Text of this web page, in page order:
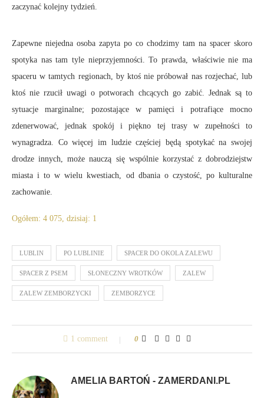
zaczynać kolejny tydzień.
Zapewne niejedna osoba zapyta po co chodzimy tam na spacer skoro
spotyka nas tam tyle nieprzyjemności. To prawda, właściwie nie ma
spaceru w tamtych regionach, by ktoś nie próbował nas rozjechać, lub
ktoś nie rzucił uwagi o potworach chcących go zabić. Jednak są to
sytuacje marginalne; pozostające w pamięci i potrafiące mocno
zdenerwować, jednak spokój i piękno tej trasy w zupełności to
wynagradza. Co więcej im ludzie częściej będą spotykać na swojej
drodze innych, może nauczą się wspólnie korzystać z dobrodziejstw
miasta i to w wielu kwestiach, od dbania o czystość, po kulturalne
zachowanie.
Ogółem: 4 075, dzisiaj: 1
LUBLIN PO LUBLINIE SPACER DO OKOLA ZALEWU
SPACER Z PSEM SŁONECZNY WROTKÓW ZALEW
ZALEW ZEMBORZYCKI ZEMBORZYCE
1 comment 0
AMELIA BARTOŃ - ZAMERDANI.PL